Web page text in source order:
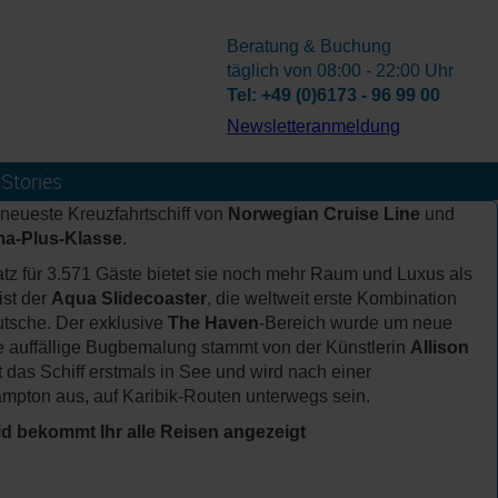
Beratung & Buchung
täglich von 08:00 - 22:00 Uhr
Tel: +49 (0)6173 - 96 99 00
­Newsletteranmeldung
Kreuzfahrtschiff von Norwegian Cruise Line und
Plus-Klasse.
für 3.571 Gäste bietet sie noch mehr Raum und Luxus als
der Aqua Slidecoaster, die weltweit erste Kombination
Der exklusive The Haven-Bereich wurde um neue
Bugbemalung stammt von der Künstlerin Allison
das Schiff erstmals in See und wird nach einer
aus, auf Karibik-Routen unterwegs sein.
bekommt Ihr alle Reisen angezeigt